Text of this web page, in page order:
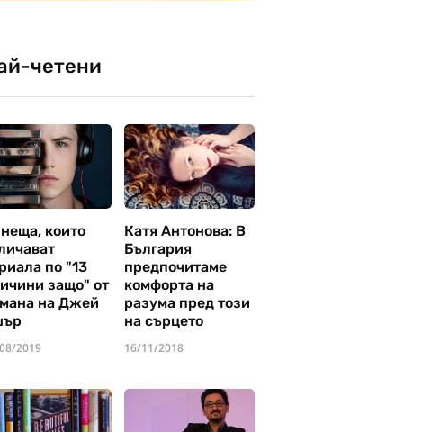
четени
които
по "13
защо" от
на Джей
2019
Катя Антонова: В
България
предпочитаме
комфорта на
разума пред този
на сърцето
16/11/2018